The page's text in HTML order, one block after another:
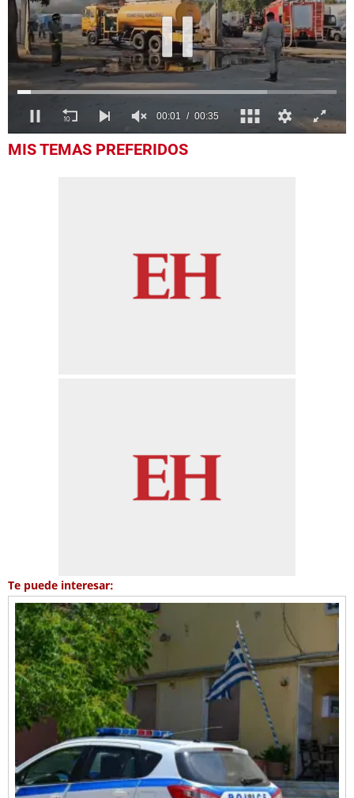
seconds
MIS TEMAS PREFERIDOS
Te puede interesar: